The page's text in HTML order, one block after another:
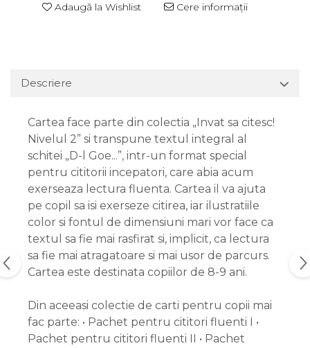
Adaugă la Wishlist Cere informații
Descriere
Cartea face parte din colectia „Invat sa citesc!
Nivelul 2” si transpune textul integral al
schitei „D-l Goe...”, intr-un format special
pentru cititorii incepatori, care abia acum
exerseaza lectura fluenta. Cartea il va ajuta
pe copil sa isi exerseze citirea, iar ilustratiile
color si fontul de dimensiuni mari vor face ca
textul sa fie mai rasfirat si, implicit, ca lectura
sa fie mai atragatoare si mai usor de parcurs.
Cartea este destinata copiilor de 8-9 ani.
Din aceeasi colectie de carti pentru copii mai
fac parte: • Pachet pentru cititori fluenti I •
Pachet pentru cititori fluenti II • Pachet